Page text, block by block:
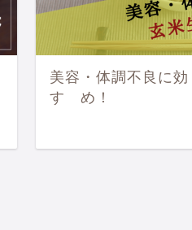
美容・体調不良に
すゝめ！